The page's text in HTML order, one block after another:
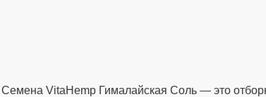
Семена VitaHemp Гималайская Соль — это